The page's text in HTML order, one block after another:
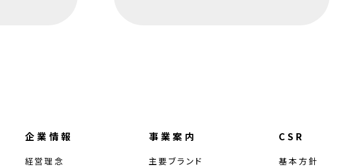
企業情報
経営理念
事業案内
主要ブランド
CSR
基本方針